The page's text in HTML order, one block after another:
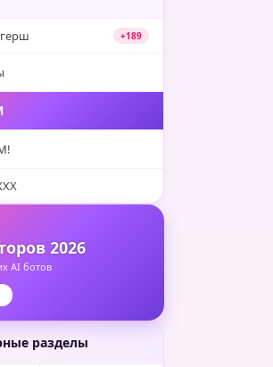
+189
2026
AI ботов
разделы